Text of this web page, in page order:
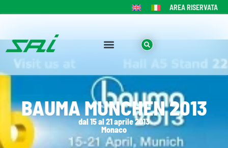
AREA RISERVATA
BAUMA MUNCHEN 2013
dal 15 al 21 aprile 2013
Monaco